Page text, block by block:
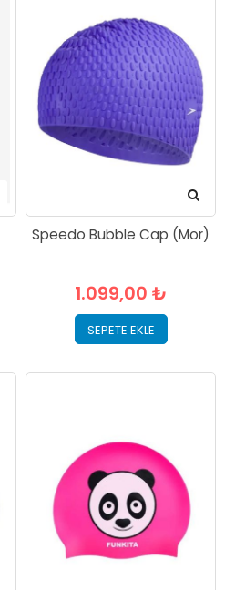
Speedo Bubble Cap (Mor)
1.099,00 ₺
SEPETE EKLE